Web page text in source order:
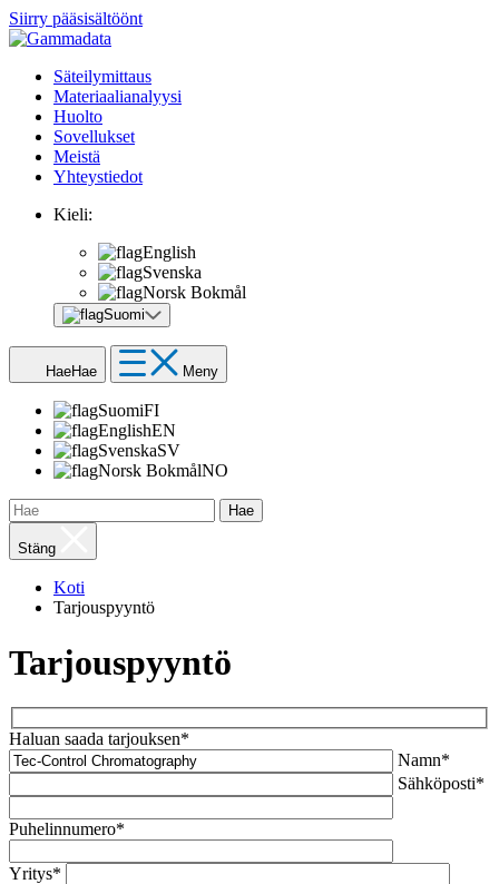
Siirry pääsisältöönt
Säteilymittaus
Materiaalianalyysi
Huolto
Sovellukset
Meistä
Yhteystiedot
Kieli:
English
Svenska
Norsk Bokmål
Suomi
HaeHae Meny
SuomiFI
EnglishEN
SvenskaSV
Norsk BokmålNO
Hae
Stäng
Koti
Tarjouspyyntö
Tarjouspyyntö
Haluan saada tarjouksen*
Namn*
Sähköposti*
Puhelinnumero*
Yritys*